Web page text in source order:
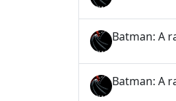
Batman: A
Batman: A